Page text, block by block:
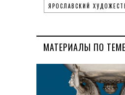
ЯРОСЛАВСКИЙ
МАТЕРИАЛЫ ПО